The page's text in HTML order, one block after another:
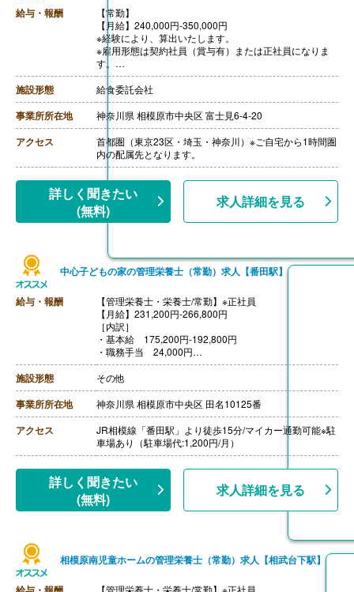
給与・報酬
【常勤】
【月給】240,000円-350,000円
※経験により、算出いたします。
※雇用形態は契約社員（賞与有）または正社員になりま
す。
※モデル年収
・管理栄養士・栄養士で未経験の場合
年収3,000,000円-
・調理師病院調理経験3年程度の場合
年収3,500,000円-4,000,000円
ご面接を通して雇用形態を検討します。
【賞与】年2回（1.0ヶ月-2.0ヶ月分）※前年度実績、経験
による
【昇給】あり（年1回）
【退職金】あり※勤続10年以上
施設形態 給食委託会社
事業所所在地 神奈川県 相模原市中央区 富士見6-4-20
アクセス
首都圏（東京23区・埼玉・神奈川）※ご自宅から1時間圏
内の配属先となります。
詳しく聞きたい
(無料)
求人詳細を見る
中心子どもの家の管理栄養士（常勤）求人【番田駅】
給与・報酬
【管理栄養士・栄養士/常勤】※正社員
【月給】231,200円-266,800円
［内訳］
・基本給 175,200円-192,800円
・職務手当 24,000円
・資格手当 7,000円-16,000円
・処遇手当 25,000円-34,000円
［その他手当］
・住宅手当
・扶養手当
【賞与】年3回（計4.50ヶ月分）※前年度実績
【通勤手当】あり（上限20,000円/月）
【昇給】あり（1月あたり0円-3,200円）※前年度実績
施設形態 その他
事業所所在地 神奈川県 相模原市中央区 田名10125番
アクセス
JR相模線「番田駅」より徒歩15分/マイカー通勤可能※駐
車場あり（駐車場代:1,200円/月）
詳しく聞きたい
(無料)
求人詳細を見る
相模原南児童ホームの管理栄養士（常勤）求人【相武台下駅】
【管理栄養士・栄養士/常勤】※正社員